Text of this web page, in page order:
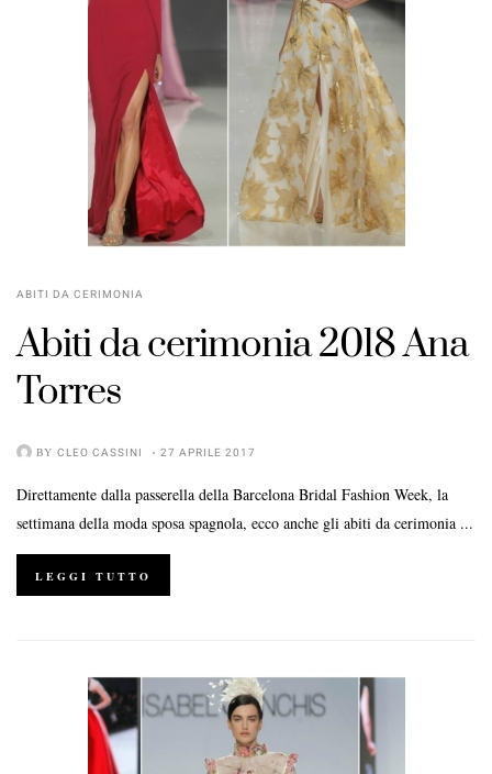
ABITI DA CERIMONIA
Abiti da cerimonia 2018 Ana
Torres
BY CLEO CASSINI 27 APRILE 2017
Direttamente dalla passerella della Barcelona Bridal Fashion Week, la
settimana della moda sposa spagnola, ecco anche gli abiti da cerimonia ...
LEGGI TUTTO